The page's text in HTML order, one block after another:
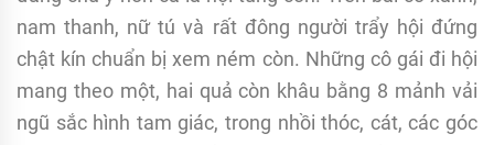
nam thanh, nữ tú và rất đông người trẩy hội đứng
chật kín chuẩn bị xem ném còn. Những cô gái đi hội
mang theo một, hai quả còn khâu bằng 8 mảnh vải
ngũ sắc hình tam giác, trong nhồi thóc, cát, các góc